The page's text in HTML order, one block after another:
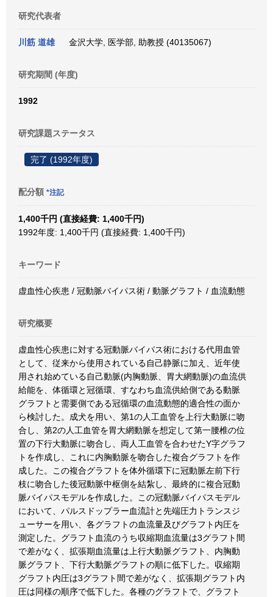
研究代表者
川筋 道雄 金沢大学, 医学部, 助教授 (40135067)
研究期間 (年度)
1992
研究課題ステータス
完了 (1992年度)
配分額 *注記
1,400千円 (直接経費: 1,400千円)
1992年度: 1,400千円 (直接経費: 1,400千円)
キーワード
虚血性心疾患 / 冠動脈バイパス術 / 動脈グラフト / 血流動態
研究概要
虚血性心疾患に対する冠動脈バイパス術における代用血管
として、従来から使用されている自己静脈に加え、近年使
用され始めている自己動脈(内胸動脈、胃大網動脈)の血流供
給能を、体循環と冠循環、すなわち血流供給側である動脈
グラフトと需要側である冠循環の血流動態的適合性の面か
ら検討した。成犬を用い、第1の人工血管を上行大動脈に吻
合し、第2の人工血管を胃大網動脈を想定して第一腰椎の位
置の下行大動脈に吻合し、両人工血管を合わせたY字グラフ
トを作成し、これに内胸動脈を吻合した複合グラフトを作
成した。この複合グラフトを体外循環下に冠動脈左前下行
枝に吻合した後冠動脈中枢側を結紮し、最終的に複合冠動
脈バイパスモデルを作成した。この冠動脈バイパスモデル
において、パルスドップラー血流計と先端圧力トランスジ
ューサーを用い、各グラフトの血流量及びグラフト内圧を
測定した。グラフト血流のうち収縮期血流量は3グラフト間
で差がなく、拡張期血流量は上行大動脈グラフト、内胸動
脈グラフト、下行大動脈グラフトの順に低下した。収縮期
グラフト内圧は3グラフト間で差がなく、拡張期グラフト内
圧は同様の順序で低下した。各種のグラフトで、グラフト